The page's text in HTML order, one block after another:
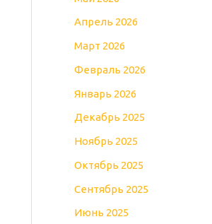
Апрель 2026
Март 2026
Февраль 2026
Январь 2026
Декабрь 2025
Ноябрь 2025
Октябрь 2025
Сентябрь 2025
Июнь 2025